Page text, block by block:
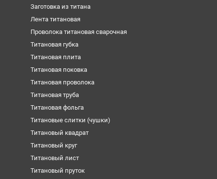
Заготовка из титана
Лента титановая
Проволока титановая сварочная
Титановая губка
Титановая плита
Титановая поковка
Титановая проволока
Титановая труба
Титановая фольга
Титановые слитки (чушки)
Титановый квадрат
Титановый круг
Титановый лист
Титановый пруток